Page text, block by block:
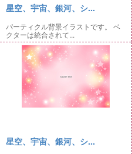
星空、宇宙、銀河、シ...
パーティクル背景イラストです。 ベ
クターは統合されて...
星空、宇宙、銀河、シ...